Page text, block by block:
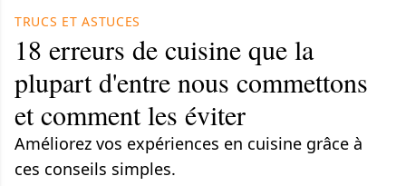
TRUCS ET ASTUCES
18 erreurs de cuisine que la
plupart d'entre nous commettons
et comment les éviter
Améliorez vos expériences en cuisine grâce à
ces conseils simples.